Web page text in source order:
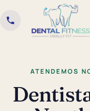
ATENDEMOS